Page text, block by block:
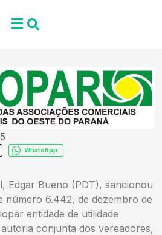
WhatsApp
Edgar Bueno (PDT), sancionou
número 6.442, de dezembro de
entidade de utilidade
conjunta dos vereadores,